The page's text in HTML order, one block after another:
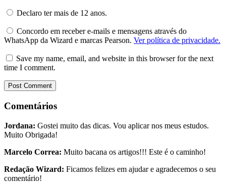
Declaro ter mais de 12 anos.
Concordo em receber e-mails e mensagens através do
WhatsApp da Wizard e marcas Pearson. Ver política de privacidade.
Save my name, email, and website in this browser for the next
time I comment.
Comentários
Jordana: Gostei muito das dicas. Vou aplicar nos meus estudos.
Muito Obrigada!
Marcelo Correa: Muito bacana os artigos!!! Este é o caminho!
Redação Wizard: Ficamos felizes em ajudar e agradecemos o seu
comentário!